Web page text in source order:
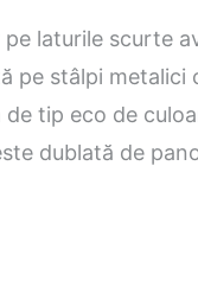
laturile scurte
pe stâlpi metalici
tip eco de
dublată de